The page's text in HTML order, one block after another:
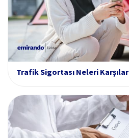
Trafik Sigortası Neleri Karşılar